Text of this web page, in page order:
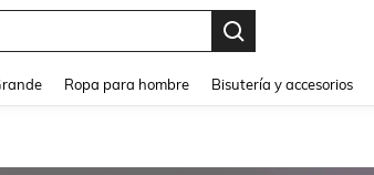
Ropa para hombre Bisutería y accesorios